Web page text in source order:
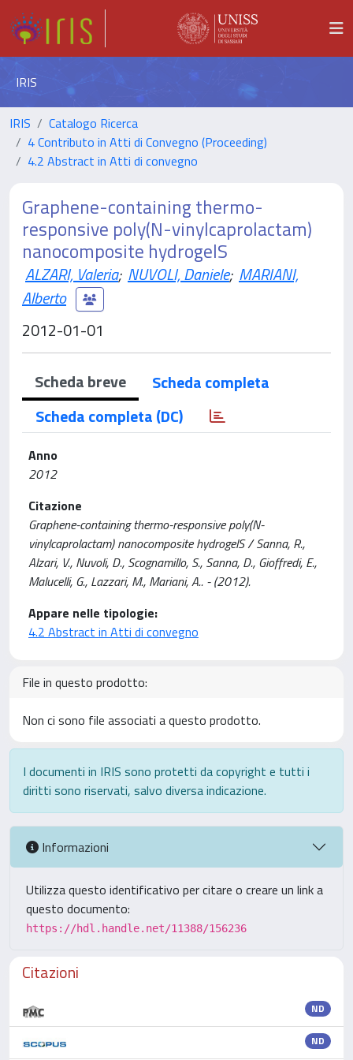
IRIS
IRIS
Catalogo Ricerca
4 Contributo in Atti di Convegno (Proceeding)
4.2 Abstract in Atti di convegno
Graphene-containing thermo-
responsive poly(N-vinylcaprolactam)
nanocomposite hydrogelS
ALZARI, Valeria; NUVOLI, Daniele; MARIANI,
Alberto
2012-01-01
Scheda breve
Scheda completa
Scheda completa (DC)
Anno
2012
Citazione
Graphene-containing thermo-responsive poly(N-
vinylcaprolactam) nanocomposite hydrogelS / Sanna, R.,
Alzari, V., Nuvoli, D., Scognamillo, S., Sanna, D., Gioffredi, E.,
Malucelli, G., Lazzari, M., Mariani, A.. - (2012).
Appare nelle tipologie:
4.2 Abstract in Atti di convegno
File in questo prodotto:
Non ci sono file associati a questo prodotto.
I documenti in IRIS sono protetti da copyright e tutti i
diritti sono riservati, salvo diversa indicazione.
Informazioni
Utilizza questo identificativo per citare o creare un link a
questo documento:
https://hdl.handle.net/11388/156236
Citazioni
ND
ND